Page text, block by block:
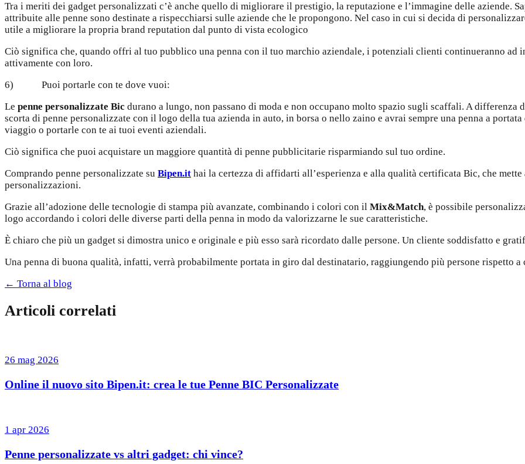
Tra i meriti dei gadget personalizzati c’è anche quello di migliorare il prestigio, la reputazione e l’immagine delle aziende.
attribuite alle penne sono destinate a rispecchiarsi sulle aziende che le propongono. Nel caso in cui si decida di
utile a migliorare la propria brand reputation dal punto di vista ecologico
Ciò significa che, quando offri al tuo pubblico una penna con il tuo marchio aziendale, i potenziali clienti continueranno ad
attivamente con loro.
6) Puoi portarle con te dove vuoi:
Le penne personalizzate Bic durano a lungo, non passano di moda e non occupano molto spazio sugli scaffali. A
scorta di penne personalizzate con il logo della tua azienda in auto, in borsa o nello zaino e avrai sempre una penna a
viaggio o portarle con te ai tuoi eventi aziendali.
Ciò significa che puoi acquistare un maggiore quantità di penne pubblicitarie risparmiando sul tuo ordine.
Comprando penne personalizzate su Bipen.it hai la certezza di affidarti all’esperienza e alla qualità certificata Bic, che
personalizzazioni.
Grazie all’adozione delle tecnologie di stampa più avanzate, combinando i colori con il Mix&Match, è possibile
logo accordando i colori delle diverse parti della penna in modo da valorizzarne le sue caratteristiche.
È chiaro che più un gadget si dimostra unico e originale e più esso sarà ricordato dalle persone. Un cliente soddisfatto e
Una penna di buona qualità, infatti, verrà probabilmente portata in giro dal destinatario, raggiungendo più persone rispetto
← Torna al blog
Articoli correlati
26 mag 2026
Online il nuovo sito Bipen.it: crea le tue Penne BIC Personalizzate
1 apr 2026
Penne personalizzate vs altri gadget: chi vince?